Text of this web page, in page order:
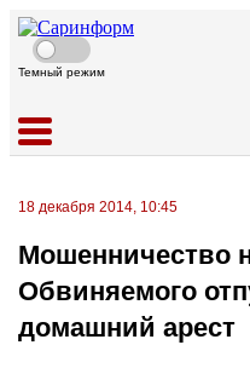
Темный режим
18 декабря 2014, 10:45
Мошенничество
Обвиняемого
домашний арест